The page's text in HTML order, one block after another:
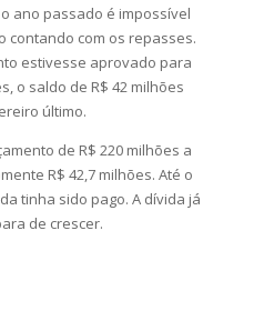
ano passado é impossível
com os repasses.
estivesse aprovado para
o saldo de R$ 42 milhões
último.
de R$ 220 milhões a
R$ 42,7 milhões. Até o
tinha sido pago. A dívida já
de crescer.